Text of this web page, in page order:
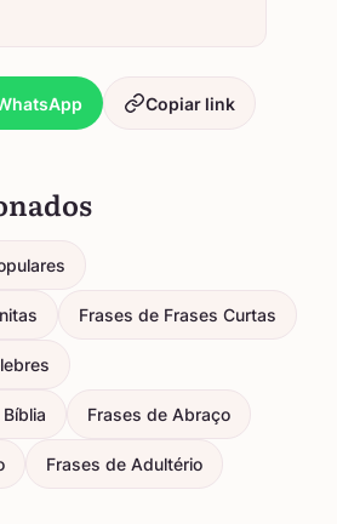
Copiar link
Frases de Frases Curtas
Frases de Abraço
Frases de Adultério